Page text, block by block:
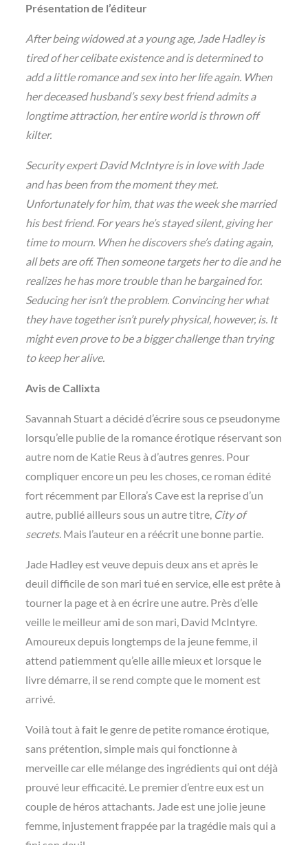
Présentation de l’éditeur
After being widowed at a young age, Jade Hadley is
tired of her celibate existence and is determined to
add a little romance and sex into her life again. When
her deceased husband’s sexy best friend admits a
longtime attraction, her entire world is thrown off
kilter.
Security expert David McIntyre is in love with Jade
and has been from the moment they met.
Unfortunately for him, that was the week she married
his best friend. For years he’s stayed silent, giving her
time to mourn. When he discovers she’s dating again,
all bets are off. Then someone targets her to die and he
realizes he has more trouble than he bargained for.
Seducing her isn’t the problem. Convincing her what
they have together isn’t purely physical, however, is. It
might even prove to be a bigger challenge than trying
to keep her alive.
Avis de Callixta
Savannah Stuart a décidé d’écrire sous ce pseudonyme
lorsqu’elle publie de la romance érotique réservant son
autre nom de Katie Reus à d’autres genres. Pour
compliquer encore un peu les choses, ce roman édité
fort récemment par Ellora’s Cave est la reprise d’un
autre, publié ailleurs sous un autre titre, City of
secrets. Mais l’auteur en a réécrit une bonne partie.
Jade Hadley est veuve depuis deux ans et après le
deuil difficile de son mari tué en service, elle est prête à
tourner la page et à en écrire une autre. Près d’elle
veille le meilleur ami de son mari, David McIntyre.
Amoureux depuis longtemps de la jeune femme, il
attend patiemment qu’elle aille mieux et lorsque le
livre démarre, il se rend compte que le moment est
arrivé.
Voilà tout à fait le genre de petite romance érotique,
sans prétention, simple mais qui fonctionne à
merveille car elle mélange des ingrédients qui ont déjà
prouvé leur efficacité. Le premier d’entre eux est un
couple de héros attachants. Jade est une jolie jeune
femme, injustement frappée par la tragédie mais qui a